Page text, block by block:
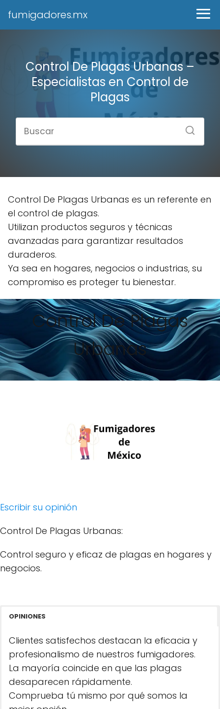
fumigadores.mx
Control De Plagas Urbanas –
Especialistas en Control de
Plagas
Control De Plagas Urbanas es un referente en
el control de plagas.
Utilizan productos seguros y técnicas
avanzadas para garantizar resultados
duraderos.
Ya sea en hogares, negocios o industrias, su
compromiso es proteger tu bienestar.
Control De Plagas
Urbanas
Escribir su opinión
Control De Plagas Urbanas:
Control seguro y eficaz de plagas en hogares y
negocios.
OPINIONES
Clientes satisfechos destacan la eficacia y
profesionalismo de nuestros fumigadores.
La mayoría coincide en que las plagas
desaparecen rápidamente.
Comprueba tú mismo por qué somos la